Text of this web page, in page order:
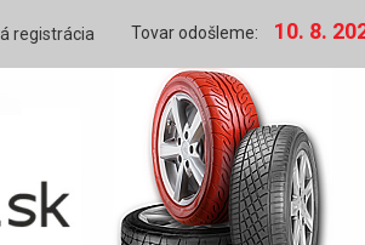
registrácia Tovar odošleme: 10. 8.